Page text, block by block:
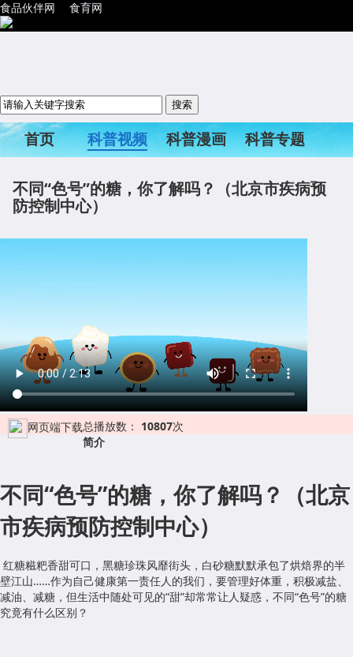
食品伙伴网 食育网
首页 科普视频 科普漫画
科普专题
不同“色号”的糖，你了解吗？（北京市疾病预
防控制中心）
网页端下载总播放数： 10807次
简介
不同“色号”的糖，你了解吗？（北京
市疾病预防控制中心）
红糖糍粑香甜可口，黑糖珍珠风靡街头，白砂糖默默承包了烘焙界的半
壁江山……作为自己健康第一责任人的我们，要管理好体重，积极减盐、
减油、减糖，但生活中随处可见的“甜”却常常让人疑惑，不同“色号”的糖
究竟有什么区别？